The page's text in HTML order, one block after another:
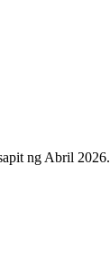
ng Abril 2026.